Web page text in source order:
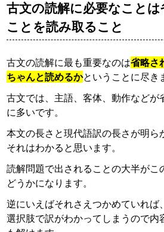
古文の読解に必要なこと
ことを読み取ること
古文の読解に最も重要なのは省略さ
ちゃんと読めるかということに尽き
古文では、主語、客体、動作などが
に多いです。
本文の長さと現代語訳の長さが明ら
それはわかると思います。
読解問題で出されることの大半がこ
どうかになります。
逆にいえばそれさえつかめていれば
選択肢で訳がわかってしまうので内